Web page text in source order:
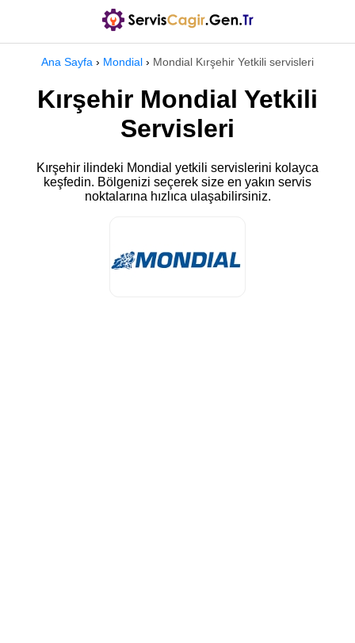
Ana Sayfa › Mondial › Mondial Kırşehir Yetkili servisleri
Kırşehir Mondial Yetkili
Servisleri
Kırşehir ilindeki Mondial yetkili servislerini kolayca
keşfedin. Bölgenizi seçerek size en yakın servis
noktalarına hızlıca ulaşabilirsiniz.